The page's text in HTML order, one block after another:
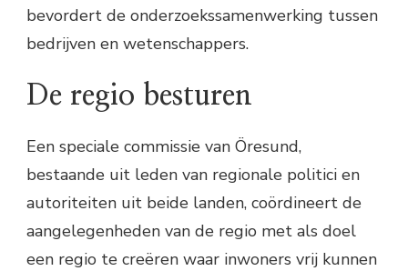
bevordert de onderzoekssamenwerking tussen
bedrijven en wetenschappers.
De regio besturen
Een speciale commissie van Öresund,
bestaande uit leden van regionale politici en
autoriteiten uit beide landen, coördineert de
aangelegenheden van de regio met als doel
een regio te creëren waar inwoners vrij kunnen